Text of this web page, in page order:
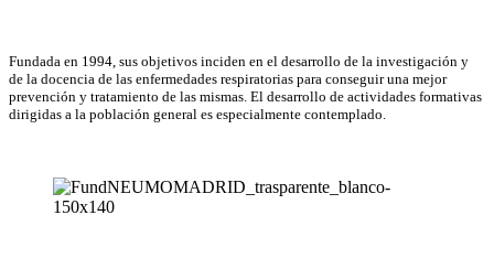
Fundada en 1994, sus objetivos inciden en el desarrollo de la investigación y
de la docencia de las enfermedades respiratorias para conseguir una mejor
prevención y tratamiento de las mismas. El desarrollo de actividades formativas
dirigidas a la población general es especialmente contemplado.